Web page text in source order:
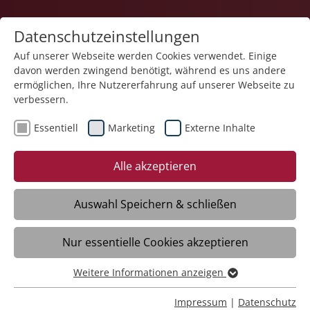
Karriere
Freiwilligendienst - FSJ | BFD (m/w/d) für
Datenschutzeinstellungen
Auf unserer Webseite werden Cookies verwendet. Einige
davon werden zwingend benötigt, während es uns andere
ermöglichen, Ihre Nutzererfahrung auf unserer Webseite zu
verbessern.
Essentiell Marketing Externe Inhalte
Alle akzeptieren
Auswahl Speichern & schließen
Nur essentielle Cookies akzeptieren
Essentiell
Essentielle Cookies werden für grundlegende Funktionen
Weitere Informationen anzeigen
Impressum | Datenschutz